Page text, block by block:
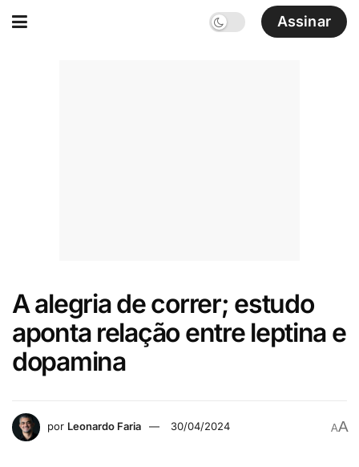
Assinar
A alegria de correr; estudo
aponta relação entre leptina e
dopamina
por Leonardo Faria 30/04/2024 AA